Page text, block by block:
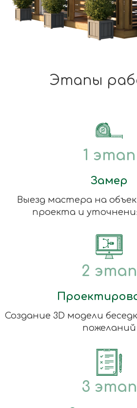
Этапы
1 этап
Замер
Выезд мастера на
проекта и
2 этап
Создание 3D модели
пожеланий
3 этап